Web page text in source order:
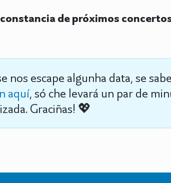
de próximos
nos escape algunha data, se
aquí, só che levará un par de
Graciñas! 💖